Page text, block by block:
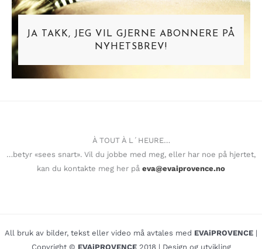
JA TAKK, JEG VIL GJERNE ABONNERE PÅ
NYHETSBREV!
À TOUT À L´HEURE…
…betyr «sees snart». Vil du jobbe med meg, eller har noe på hjertet,
kan du kontakte meg her på eva@evaiprovence.no
All bruk av bilder, tekst eller video må avtales med EVAiPROVENCE |
Copyright © EVAiPROVENCE2018 | Design og utvikling